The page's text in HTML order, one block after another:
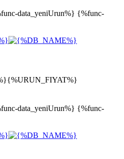
data_yeniUrun%} {%func-
{%URUN_FIYAT%}
data_yeniUrun%} {%func-